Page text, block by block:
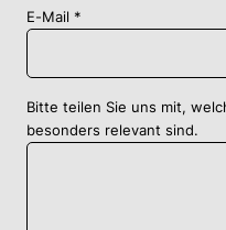
E-Mail
Bitte teilen Sie uns mit,
besonders relevant sind.